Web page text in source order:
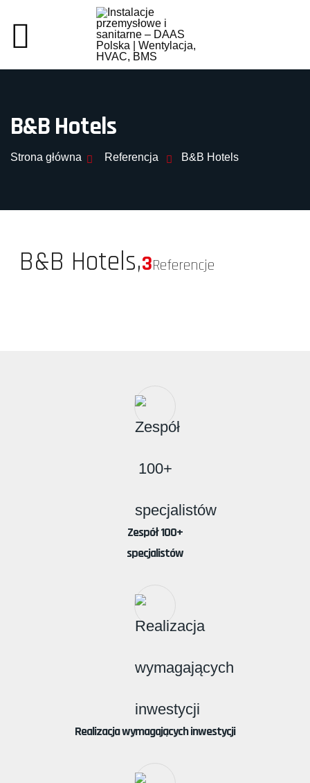
B&B Hotels
Strona główna Referencja B&B Hotels
B&B Hotels,3Referencje
Zespół 100+
specjalistów
Realizacja wymagających inwestycji